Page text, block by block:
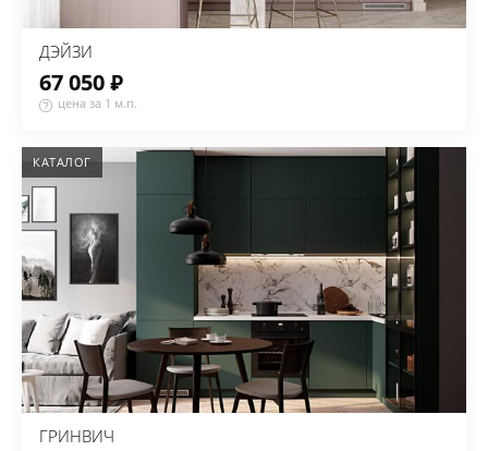
ДЭЙЗИ
67 050 ₽
цена за 1 м.п.
КАТАЛОГ
ГРИНВИЧ